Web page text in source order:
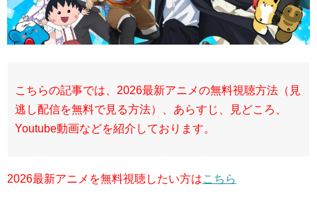
こちらの記事では、2026最新アニメの無料視聴方法（見
逃し配信を無料で見る方法）、あらすじ、見どころ、
Youtube動画などを紹介しております。
2026最新アニメを無料視聴したい方はこちら